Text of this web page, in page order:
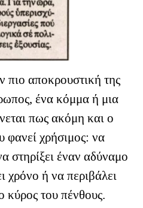
πιο αποκρουστική της
ένα κόμμα ή μια
πως ακόμη και ο
φανεί χρήσιμος: να
στηρίξει έναν αδύναμο
χρόνο ή να περιβάλει
κύρος του πένθους.